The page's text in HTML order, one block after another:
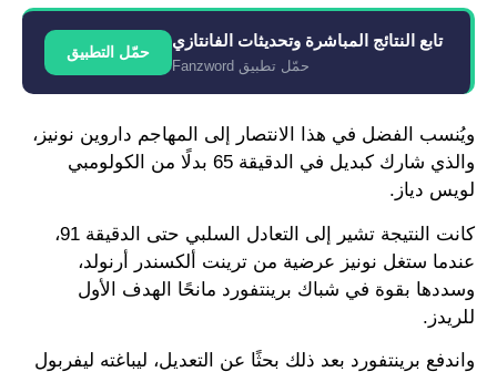
تابع النتائج المباشرة وتحديثات الفانتازي
حمّل تطبيق Fanzword
حمّل التطبيق
ويُنسب الفضل في هذا الانتصار إلى المهاجم داروين نونيز،
والذي شارك كبديل في الدقيقة 65 بدلًا من الكولومبي
لويس دياز.
كانت النتيجة تشير إلى التعادل السلبي حتى الدقيقة 91،
عندما ستغل نونيز عرضية من ترينت ألكسندر أرنولد،
وسددها بقوة في شباك برينتفورد مانحًا الهدف الأول
للريدز.
واندفع برينتفورد بعد ذلك بحثًا عن التعديل، ليباغته ليفربول